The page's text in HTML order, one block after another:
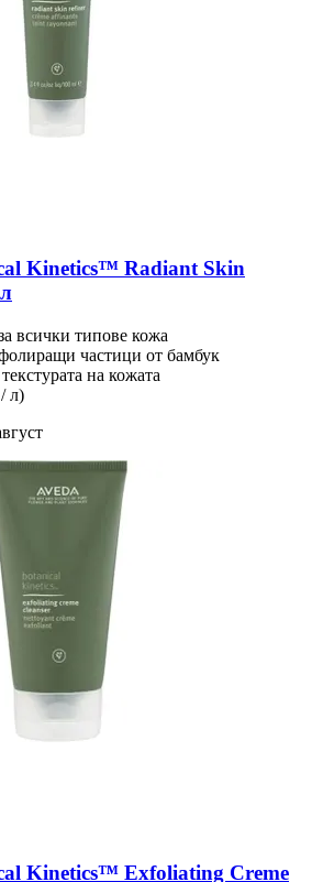
Kinetics™ Radiant Skin
всички типове кожа
частици от бамбук
на кожата
л)
Kinetics™ Exfoliating Creme